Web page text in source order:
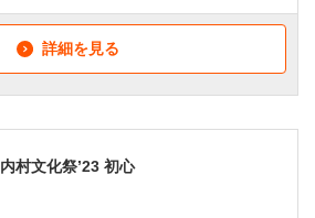
詳細を見る
内村文化祭’23 初心